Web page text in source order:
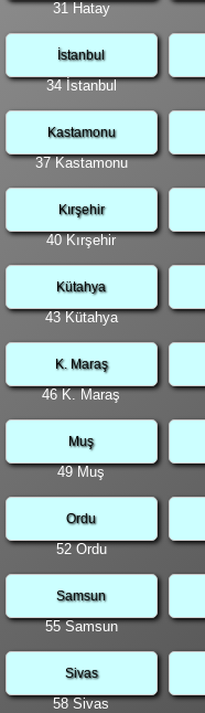
31 Hatay
İstanbul
34 İstanbul
Kastamonu
37 Kastamonu
Kırşehir
40 Kırşehir
Kütahya
43 Kütahya
K. Maraş
46 K. Maraş
Muş
49 Muş
Ordu
52 Ordu
Samsun
55 Samsun
Sivas
58 Sivas